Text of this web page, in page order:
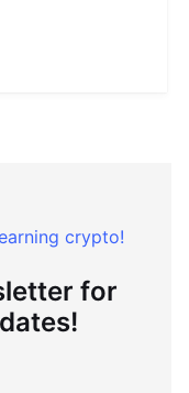
crypto!
for